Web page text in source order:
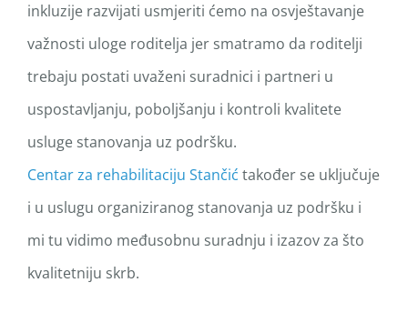
inkluzije razvijati usmjeriti ćemo na osvještavanje
važnosti uloge roditelja jer smatramo da roditelji
trebaju postati uvaženi suradnici i partneri u
uspostavljanju, poboljšanju i kontroli kvalitete
usluge stanovanja uz podršku.
Centar za rehabilitaciju Stančić također se uključuje
i u uslugu organiziranog stanovanja uz podršku i
mi tu vidimo međusobnu suradnju i izazov za što
kvalitetniju skrb.